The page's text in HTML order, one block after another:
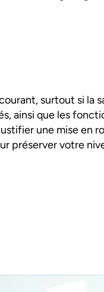
surtout si la
ainsi que les
une mise en
préserver votre